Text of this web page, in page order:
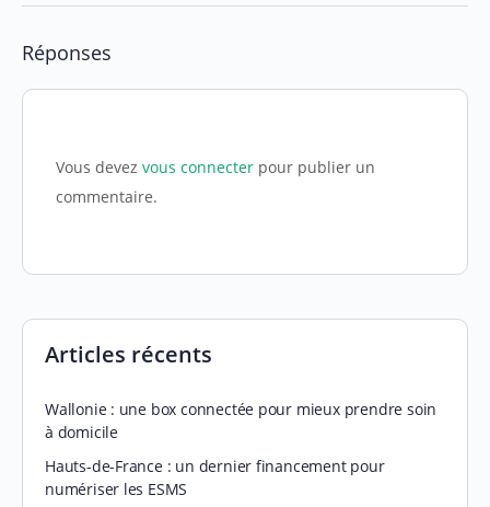
Réponses
Vous devez vous connecter pour publier un
commentaire.
Articles récents
Wallonie : une box connectée pour mieux prendre soin
à domicile
Hauts-de-France : un dernier financement pour
numériser les ESMS